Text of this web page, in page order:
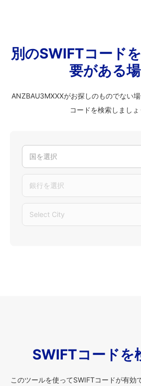
別のSWIFTコード
要がある
ANZBAU3MXXXがお探しのものでない
コードを検索しましょ
国を選択
銀行を選択
Select City
SWIFTコードを
このツールを使ってSWIFTコードが有効